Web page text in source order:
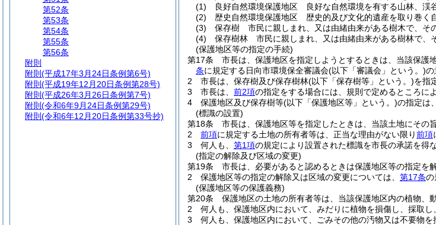
(1)
良好自然環境保護地区 良好な自然環境を有する山林、渓
(2)
歴史自然環境保護地区 歴史的及び文化的遺産を取り巻く
(3)
保存樹 市民に親しまれ、又は由緒由来がある樹木で、そ
(4)
保存樹林 市民に親しまれ、又は由緒由来がある樹林で、
(保護地区等の指定の手続)
第17条
市長は、保護地区を指定しようとするときは、当該保護
条に規定する日向市環境保全審議会(以下「審議会」という。)の
2
市長は、保存樹及び保存樹林(以下「保存樹等」という。)を指
3
市長は、 前2項の指定をする場合には、規則で定めるところに
4
保護地区及び保存樹等(以下「保護地区等」という。)の指定は、
(標識の設置)
第18条
市長は、保護地区等を指定したときは、当該土地にその
2
前項に規定する土地の所有者等は、正当な理由がない限り前項
3
何人も、 第1項の規定により設置された標識を市長の承諾を得
(指定の解除及び区域の変更)
第19条
市長は、必要があると認めるときは保護地区等の指定を
2
保護地区等の指定の解除又は区域の変更については、 第17条の
(保護地区等の保護義務)
第20条
保護地区の土地の所有者等は、当該保護地区内の植物、
2
何人も、保護地区内において、みだりに植物を損傷し、採取し
3
何人も、保護地区内において、ごみその他の汚物又は不要物を
第52条
第53条
第54条
第55条
第56条
附則
附則 (平成17年3月24日条例第6号)
附則 (平成19年12月20日条例第28号)
附則 (平成26年3月26日条例第7号)
附則 (令和6年9月24日条例第29号)
附則 (令和6年12月20日条例第33号抄)